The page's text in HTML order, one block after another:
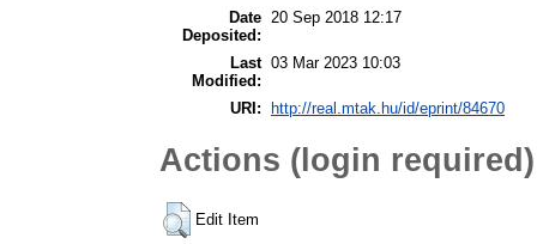
Date
Deposited:
20 Sep 2018 12:17
Last
Modified:
03 Mar 2023 10:03
URI: http://real.mtak.hu/id/eprint/84670
Actions (login required)
Edit Item